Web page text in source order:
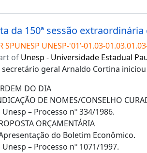
SPUNESP UNESP-'01’-01.03-
of Unesp - Universidade Estadual
secretário geral Arnaldo Cortina
DO DIA
DE NOMES/CONSELHO
Unesp – Processo nº 334/1986.
ORÇAMENTÁRIA
do Boletim Econômico.
Unesp – Processo nº 1071/1997.